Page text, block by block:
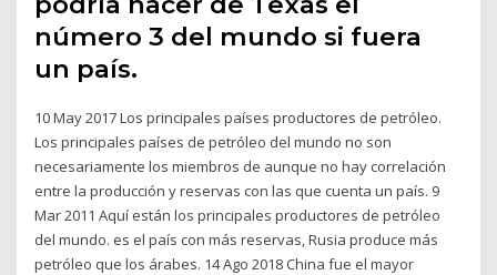
número 3 del mundo si fuera
un país.
10 May 2017 Los principales países productores de petróleo.
Los principales países de petróleo del mundo no son
necesariamente los miembros de aunque no hay correlación
entre la producción y reservas con las que cuenta un país. 9
Mar 2011 Aquí están los principales productores de petróleo
del mundo. es el país con más reservas, Rusia produce más
petróleo que los árabes. 14 Ago 2018 China fue el mayor